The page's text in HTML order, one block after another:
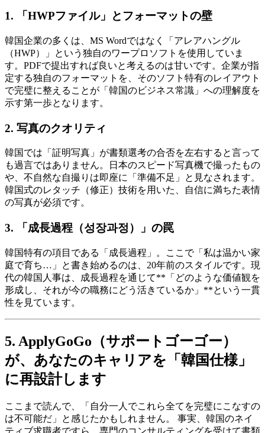
1. 「HWPファイル」とフォーマットの壁
韓国企業の多くは、MS Wordではなく「アレアハングル
（HWP）」という独自のワープロソフトを使用していま
す。PDFで提出すれば良いと考えるのは甘いです。企業が指
定する独自のフォーマットを、そのソフト特有のレイアウト
で完璧に整えることが「韓国のビジネス常識」への理解度を
示す第一歩となります。
2. 写真のクオリティ
韓国では「証明写真」が書類選考の合否を左右すると言って
も過言ではありません。日本のスピード写真機で撮ったもの
や、不自然な自撮りは即座に「準備不足」と見なされます。
韓国式のレタッチ（修正）技術を用いた、自信に満ちた表情
の写真が必須です。
3. 「成長過程（성장과정）」の罠
韓国特有の項目である「成長過程」。ここで「私は温かい家
庭で育ち…」と書き始めるのは、20年前のスタイルです。現
代の韓国人事は、成長過程を通じて**「どのような価値観を
形成し、それが今の職務にどう活きているか」**という一貫
性を見ています。
5. ApplyGoGo（サポートゴーゴー）
が、あなたのキャリアを「韓国仕様」
に再設計します
ここまで読んで、「自分一人でこれら全てを完璧にこなすの
は不可能だ」と感じたかもしれません。 事実、韓国のネイ
ティブ求職者ですら、専門のコンサルティングを受けて書類